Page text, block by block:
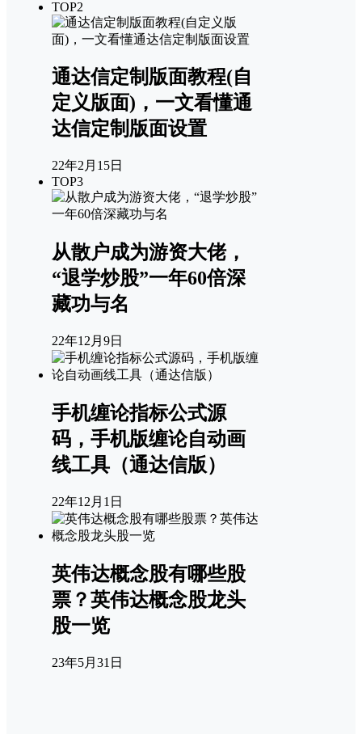
TOP2
通达信定制版面教程(自
定义版面)，一文看懂通
达信定制版面设置
22年2月15日
TOP3
从散户成为游资大佬，
“退学炒股”一年60倍深
藏功与名
22年12月9日
手机缠论指标公式源
码，手机版缠论自动画
线工具（通达信版）
22年12月1日
英伟达概念股有哪些股
票？英伟达概念股龙头
股一览
23年5月31日